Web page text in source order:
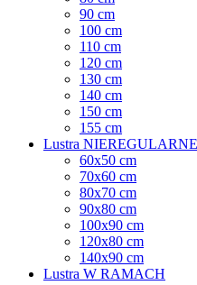
90 cm
100 cm
110 cm
120 cm
130 cm
140 cm
150 cm
155 cm
Lustra NIEREGULARNE
60x50 cm
70x60 cm
80x70 cm
90x80 cm
100x90 cm
120x80 cm
140x90 cm
Lustra W RAMACH